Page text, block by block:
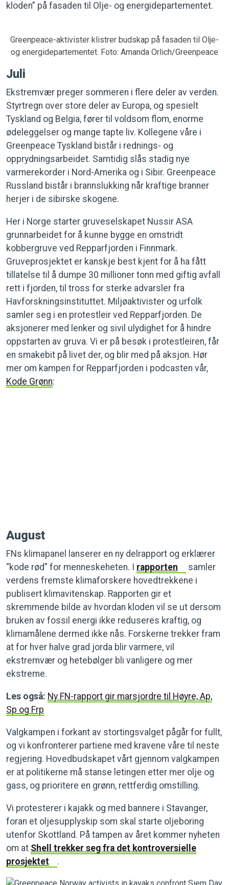
kloden” på fasaden til Olje- og energidepartementet.
Greenpeace-aktivister klistrer budskap på fasaden til Olje-
og energidepartementet. Foto: Amanda Orlich/Greenpeace
Juli
Ekstremvær preger sommeren i flere deler av verden.
Styrtregn over store deler av Europa, og spesielt
Tyskland og Belgia, fører til voldsom flom, enorme
ødeleggelser og mange tapte liv. Kollegene våre i
Greenpeace Tyskland bistår i rednings- og
opprydningsarbeidet. Samtidig slås stadig nye
varmerekorder i Nord-Amerika og i Sibir. Greenpeace
Russland bistår i brannslukking når kraftige branner
herjer i de sibirske skogene.
Her i Norge starter gruveselskapet Nussir ASA
grunnarbeidet for å kunne bygge en omstridt
kobbergruve ved Repparfjorden i Finnmark.
Gruveprosjektet er kanskje best kjent for å ha fått
tillatelse til å dumpe 30 millioner tonn med giftig avfall
rett i fjorden, til tross for sterke advarsler fra
Havforskningsinstituttet. Miljøaktivister og urfolk
samler seg i en protestleir ved Repparfjorden. De
aksjonerer med lenker og sivil ulydighet for å hindre
oppstarten av gruva. Vi er på besøk i protestleiren, får
en smakebit på livet der, og blir med på aksjon. Hør
mer om kampen for Repparfjorden i podcasten vår,
Kode Grønn:
August
FNs klimapanel lanserer en ny delrapport og erklærer
“kode rød” for menneskeheten. I rapporten
samler
verdens fremste klimaforskere hovedtrekkene i
publisert klimavitenskap. Rapporten gir et
skremmende bilde av hvordan kloden vil se ut dersom
bruken av fossil energi ikke reduseres kraftig, og
klimamålene dermed ikke nås. Forskerne trekker fram
at for hver halve grad jorda blir varmere, vil
ekstremvær og hetebølger bli vanligere og mer
ekstreme.
Les også: Ny FN-rapport gir marsjordre til Høyre, Ap,
Sp og Frp
Valgkampen i forkant av stortingsvalget pågår for fullt,
og vi konfronterer partiene med kravene våre til neste
regjering. Hovedbudskapet vårt gjennom valgkampen
er at politikerne må stanse letingen etter mer olje og
gass, og prioritere en grønn, rettferdig omstilling.
Vi protesterer i kajakk og med bannere i Stavanger,
foran et oljesupplyskip som skal starte oljeboring
utenfor Skottland. På tampen av året kommer nyheten
om at Shell trekker seg fra det kontroversielle
prosjektet
.